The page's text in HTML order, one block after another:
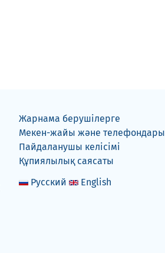
Жарнама берушілерге
Мекен-жайы және телефондары
Пайдаланушы келісімі
Құпиялылық саясаты
Русский
English